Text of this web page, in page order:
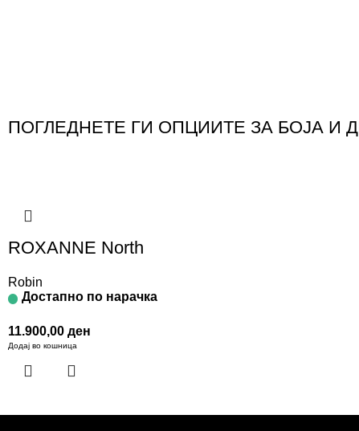
ПОГЛЕДНЕТЕ ГИ ОПЦИИТЕ ЗА БОЈА И
ROXANNE North
Robin
Достапно по нарачка
11.900,00 ден
Додај во кошница